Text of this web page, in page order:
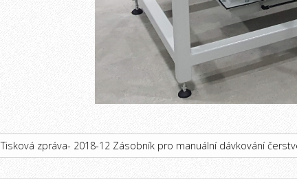
Tisková zpráva- 2018-12 Zásobník pro manuální dávkování